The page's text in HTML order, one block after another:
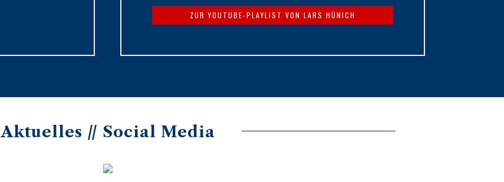
ZUR YOUTUBE-PLAYLIST VON LARS HÜNICH
Aktuelles // Social Media